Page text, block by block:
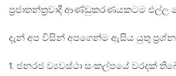
ප‍්‍රජාතන්ත‍්‍රවාදී ආණ්ඩුකරණයකටම එල්ල
දැන් අප විසින් අපගෙන්ම ඇසිය යුතු
1. ජනරජ ව්‍යවස්ථා සංකල්පයේ වරදක්